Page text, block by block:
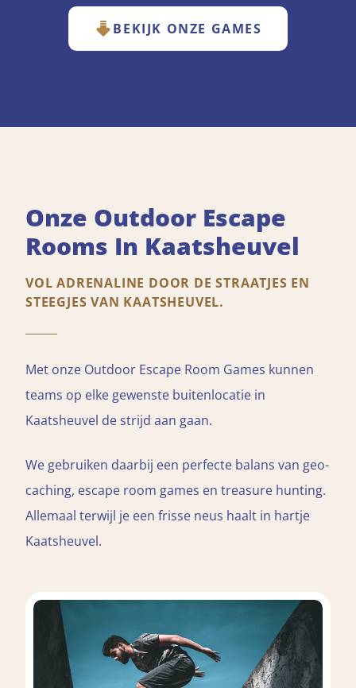
BEKIJK ONZE GAMES
Onze Outdoor Escape
Rooms In Kaatsheuvel
VOL ADRENALINE DOOR DE STRAATJES EN
STEEGJES VAN KAATSHEUVEL.
Met onze Outdoor Escape Room Games kunnen
teams op elke gewenste buitenlocatie in
Kaatsheuvel de strijd aan gaan.
We gebruiken daarbij een perfecte balans van geo-
caching, escape room games en treasure hunting.
Allemaal terwijl je een frisse neus haalt in hartje
Kaatsheuvel.